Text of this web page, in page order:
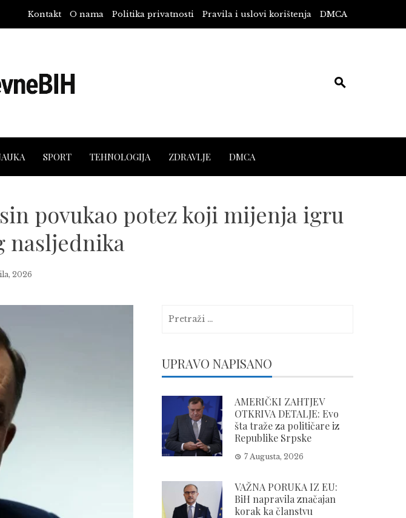
Kontakt O nama Politika privatnosti Pravila i uslovi korištenja DMCA
SPORT TEHNOLOGIJA ZDRAVLJE DMCA
povukao potez koji mijenja igru
nasljednika
2026
UPRAVO NAPISANO
AMERIČKI ZAHTJEV
OTKRIVA DETALJE: Evo
šta traže za političare iz
Republike Srpske
7 Augusta, 2026
VAŽNA PORUKA IZ EU:
BiH napravila značajan
korak ka članstvu